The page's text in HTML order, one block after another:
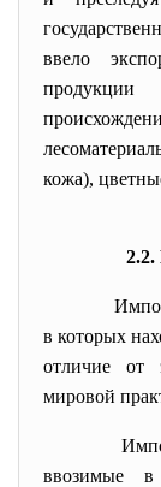
ввело
кожа),
в которых
отличие от
мировой
ввозимые